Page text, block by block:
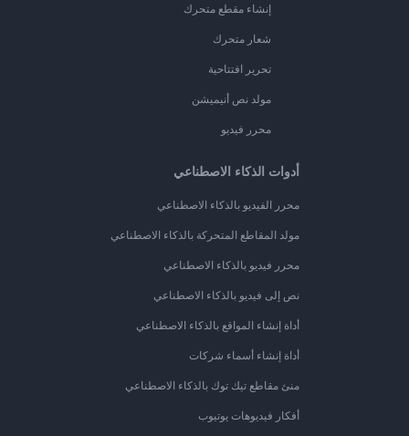
إنشاء مقطع متحرك
شعار متحرك
تحرير افتتاحية
مولد نص أنيميشن
محرر فيديو
أدوات الذكاء الاصطناعي
محرر الفيديو بالذكاء الاصطناعي
مولد المقاطع المتحركة بالذكاء الاصطناعي
محرر فيديو بالذكاء الاصطناعي
نص إلى فيديو بالذكاء الاصطناعي
أداة إنشاء المواقع بالذكاء الاصطناعي
أداة إنشاء أسماء شركات
منئ مقاطع تيك توك بالذكاء الاصطناعي
أفكار فيديوهات يوتيوب